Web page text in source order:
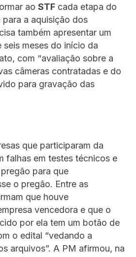
ao STF cada etapa do
a aquisição dos
também apresentar um
meses do início da
com “avaliação sobre a
câmeras contratadas e do
para gravação das
que participaram da
falhas em testes técnicos e
para que
o pregão. Entre as
que houve
vencedora e que o
por ela tem um botão de
o edital “vedando a
arquivos”. A PM afirmou, na